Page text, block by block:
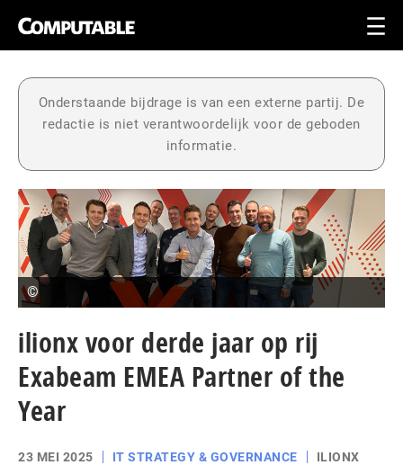
Onderstaande bijdrage is van een externe partij. De
redactie is niet verantwoordelijk voor de geboden
informatie.
©
ilionx voor derde jaar op rij
Exabeam EMEA Partner of the
Year
23 MEI 2025 IT STRATEGY & GOVERNANCE ILIONX